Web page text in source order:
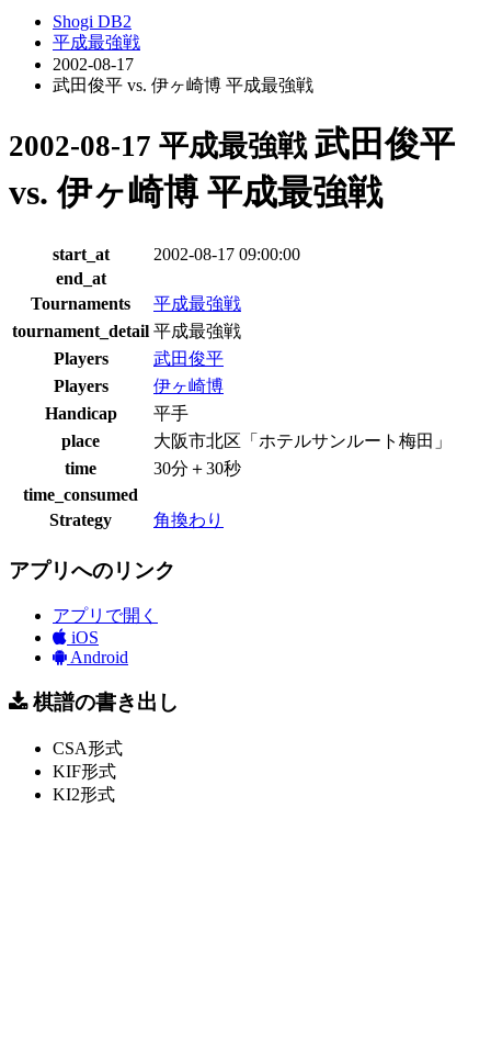
Shogi DB2
平成最強戦
2002-08-17
武田俊平 vs. 伊ヶ崎博 平成最強戦
2002-08-17 平成最強戦 武田俊平
vs. 伊ヶ崎博 平成最強戦
start_at
2002-08-17 09:00:00
end_at
Tournaments
平成最強戦
tournament_detail 平成最強戦
Players
武田俊平
Players
伊ヶ崎博
Handicap
平手
place
大阪市北区「ホテルサンルート梅田」
time
30分＋30秒
time_consumed
Strategy
角換わり
アプリへのリンク
アプリで開く
iOS
Android
棋譜の書き出し
CSA形式
KIF形式
KI2形式